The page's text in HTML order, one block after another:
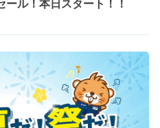
ル！本日スタート！！